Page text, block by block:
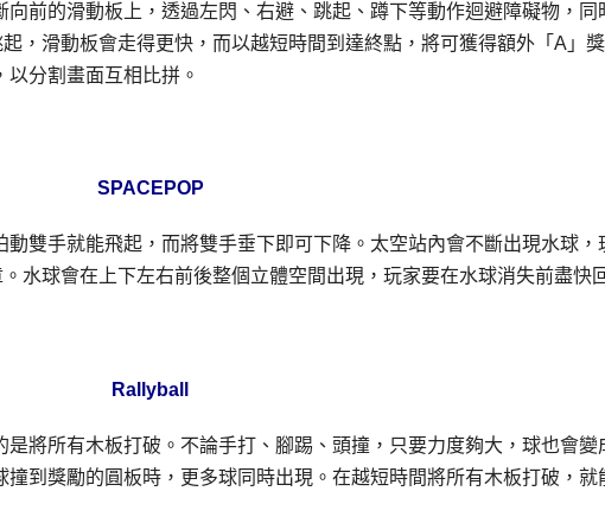
前的滑動板上，透過左閃、右避、跳起、蹲下等動作迴避障礙物，同
，滑動板會走得更快，而以越短時間到達終點，將可獲得額外「A」
分割畫面互相比拼。
SPACEPOP
雙手就能飛起，而將雙手垂下即可下降。太空站內會不斷出現水球，
水球會在上下左右前後整個立體空間出現，玩家要在水球消失前盡快
Rallyball
將所有木板打破。不論手打、腳踢、頭撞，只要力度夠大，球也會變
到獎勵的圓板時，更多球同時出現。在越短時間將所有木板打破，就